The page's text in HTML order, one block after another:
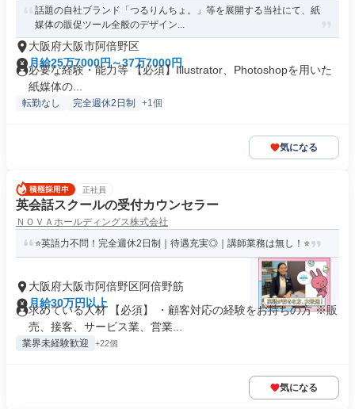
話題の自社ブランド「つるりんちょ。」等を展開する当社にて、紙
媒体の販促ツール全般のデザイン...
大阪府大阪市阿倍野区
月給25万7000円～37万7000円
必要な経験・能力等 【必須】Illustrator、Photoshopを用いた
紙媒体の...
転勤なし 完全週休2日制 +1個
気になる
正社員
英会話スクールの受付カウンセラー
ＮＯＶＡホールディングス株式会社
⭐英語力不問！完全週休2日制｜待遇充実◎｜講師業務は無し！⭐
大阪府大阪市阿倍野区阿倍野筋
月給30万円以上
求めている人材 【必須】 ・顧客対応の経験をお持ちの方 ※販
売、接客、サービス業、営業...
業界未経験歓迎 +22個
気になる